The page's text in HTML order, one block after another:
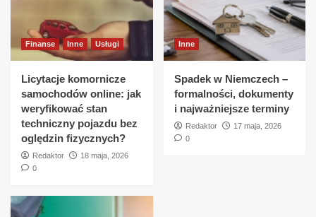
Finanse Inne Usługi
Licytacje komornicze
samochodów online: jak
weryfikować stan
techniczny pojazdu bez
oględzin fizycznych?
Redaktor
18 maja, 2026
0
Inne
Spadek w Niemczech –
formalności, dokumenty
i najważniejsze terminy
Redaktor
17 maja, 2026
0